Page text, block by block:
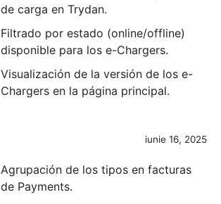
de carga en Trydan.
Filtrado por estado (online/offline)
disponible para los e-Chargers.
Visualización de la versión de los e-
Chargers en la página principal.
iunie 16, 2025
Agrupación de los tipos en facturas
de Payments.